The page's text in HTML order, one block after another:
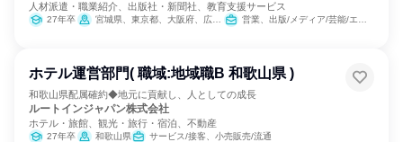
人材派遣・職業紹介、出版社・新聞社、教育支援サービス
27年卒 宮城県、東京都、大阪府、広島県 営業、出版/メディア/芸能/エンタメ専門職
ホテル運営部門( 職域:地域職B 和歌山県 )
和歌山県配属確約◆地元に貢献し、人としての成長
ルートインジャパン株式会社
ホテル・旅館、観光・旅行・宿泊、不動産
27年卒 和歌山県 サービス/接客、小売販売/流通